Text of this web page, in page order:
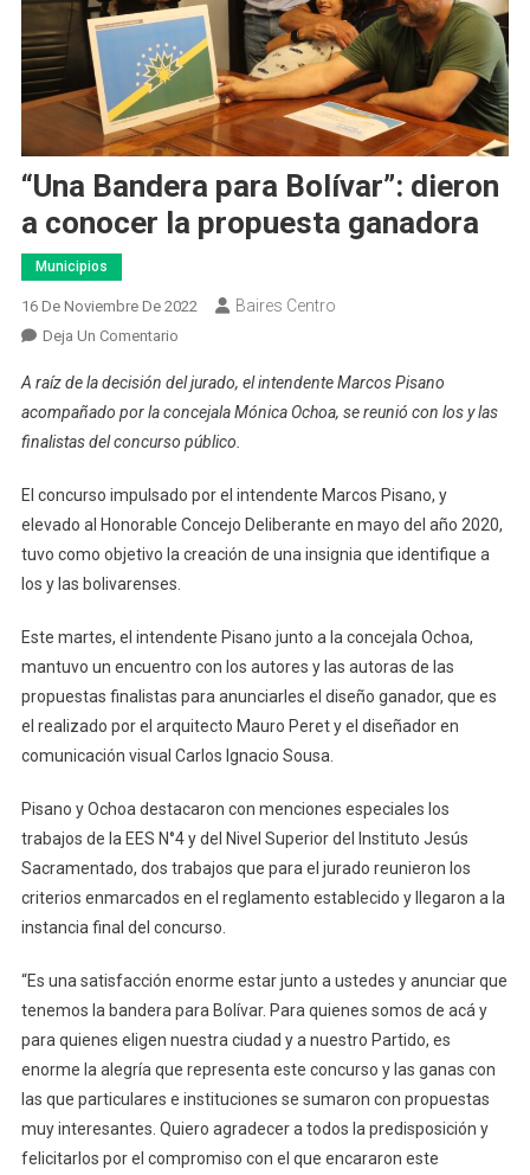
“Una Bandera para Bolívar”: dieron
a conocer la propuesta ganadora
Municipios
16 De Noviembre De 2022 Baires Centro
Deja Un ComentarioEn
Bandera
Para
Bolívar”:
A
Conocer
La
A raíz de la decisión del jurado, el intendente Marcos Pisano
acompañado por la concejala Mónica Ochoa, se reunió con los y las
finalistas del concurso público.
El concurso impulsado por el intendente Marcos Pisano, y
elevado al Honorable Concejo Deliberante en mayo del año 2020,
tuvo como objetivo la creación de una insignia que identifique a
los y las bolivarenses.
Este martes, el intendente Pisano junto a la concejala Ochoa,
mantuvo un encuentro con los autores y las autoras de las
propuestas finalistas para anunciarles el diseño ganador, que es
el realizado por el arquitecto Mauro Peret y el diseñador en
comunicación visual Carlos Ignacio Sousa.
Pisano y Ochoa destacaron con menciones especiales los
trabajos de la EES N°4 y del Nivel Superior del Instituto Jesús
Sacramentado, dos trabajos que para el jurado reunieron los
criterios enmarcados en el reglamento establecido y llegaron a la
instancia final del concurso.
“Es una satisfacción enorme estar junto a ustedes y anunciar que
tenemos la bandera para Bolívar. Para quienes somos de acá y
para quienes eligen nuestra ciudad y a nuestro Partido, es
enorme la alegría que representa este concurso y las ganas con
las que particulares e instituciones se sumaron con propuestas
muy interesantes. Quiero agradecer a todos la predisposición y
felicitarlos por el compromiso con el que encararon este